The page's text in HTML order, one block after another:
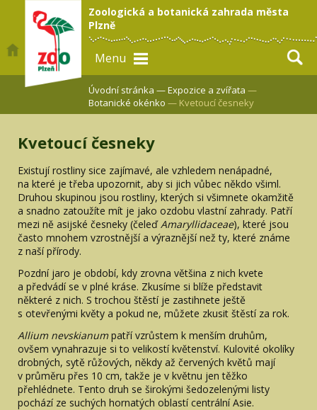
Zoologická a botanická zahrada města
Plzně
Menu
Úvodní stránka —Expozice a zvířata —
Botanické okénko — Kvetoucí česneky
Kvetoucí česneky
Existují rostliny sice zajímavé, ale vzhledem nenápadné,
na které je třeba upozornit, aby si jich vůbec někdo všiml.
Druhou skupinou jsou rostliny, kterých si všimnete okamžitě
a snadno zatoužíte mít je jako ozdobu vlastní zahrady. Patří
mezi ně asijské česneky (čeleď Amaryllidaceae), které jsou
často mnohem vzrostnější a výraznější než ty, které známe
z naší přírody.
Pozdní jaro je období, kdy zrovna většina z nich kvete
a předvádí se v plné kráse. Zkusíme si blíže představit
některé z nich. S trochou štěstí je zastihnete ještě
s otevřenými květy a pokud ne, můžete zkusit štěstí za rok.
Allium nevskianumpatří vzrůstem k menším druhům,
ovšem vynahrazuje si to velikostí květenství. Kulovité okolíky
drobných, sytě růžových, někdy až červených květů mají
v průměru přes 10 cm, takže je v květnu jen těžko
přehlédnete. Tento druh se širokými šedozelenými listy
pochází ze suchých hornatých oblastí centrální Asie.